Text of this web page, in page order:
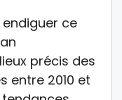
ce
précis des
entre 2010 et